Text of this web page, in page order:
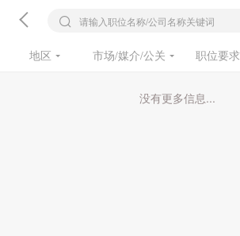
请输入职位名称/公司名称关键词
地区 市场/媒介/公关 职位要求
没有更多信息...